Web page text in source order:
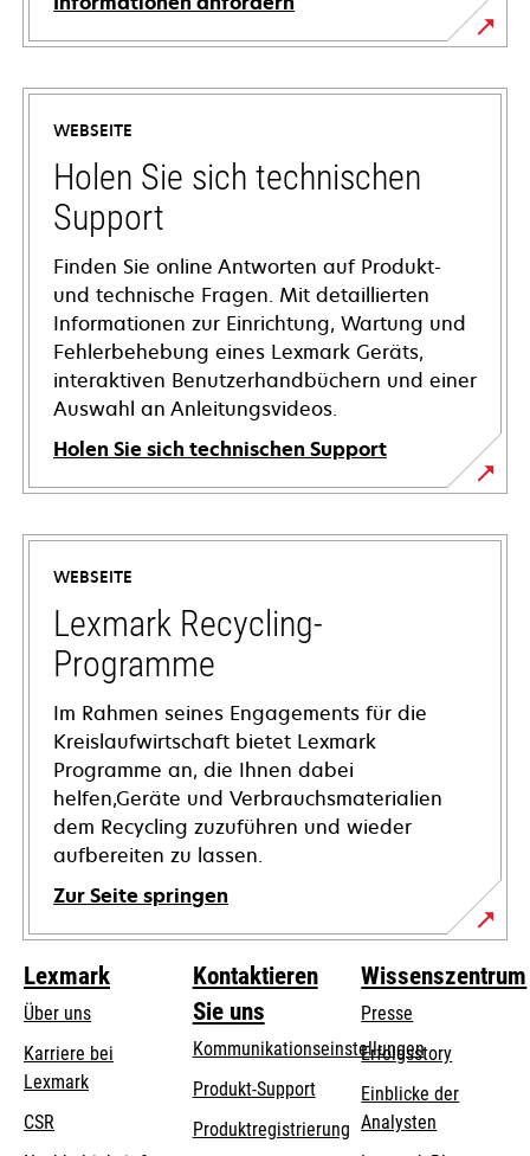
WEBSEITE
Holen Sie sich technischen
Support
Finden Sie online Antworten auf Produkt-
und technische Fragen. Mit detaillierten
Informationen zur Einrichtung, Wartung und
Fehlerbehebung eines Lexmark Geräts,
interaktiven Benutzerhandbüchern und einer
Auswahl an Anleitungsvideos.
Holen Sie sich technischen Support
wird
in
neuen
Registerkarte
geöffnet
WEBSEITE
Lexmark Recycling-
Programme
Im Rahmen seines Engagements für die
Kreislaufwirtschaft bietet Lexmark
Programme an, die Ihnen dabei
helfen,Geräte und Verbrauchsmaterialien
dem Recycling zuzuführen und wieder
aufbereiten zu lassen.
Zur Seite springen
Lexmark
Über uns
Karriere bei
Lexmark
CSR
Kontaktieren
Sie uns
Kommunikationseinstellungen
wird
in
einer
Produkt-Supportwird
einer
Produktregistrierung
Wissenszentrum
Presse
Erfolgsstory
Einblicke der
Analysten